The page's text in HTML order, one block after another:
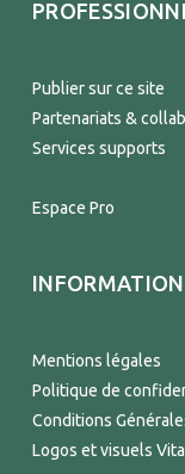
Publier sur ce site
Partenariats &
Services supports
Espace Pro
Mentions légales
Politique de
Conditions
Logos et visuels